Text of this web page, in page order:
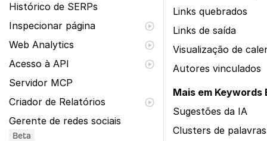
Histórico de SERPs
Inspecionar página
Web Analytics
Acesso à API
Servidor MCP
Criador de Relatórios
Gerente de redes sociais
Beta
Links quebrados
Links de saída
Visualização de
Autores vinculados
Mais em Keywords
Sugestões da IA
Clusters de